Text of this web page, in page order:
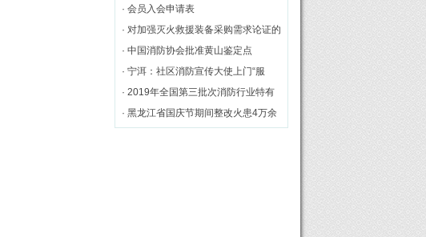
· 会员入会申请表
· 对加强灭火救援装备采购需求论证的
几点思考
· 中国消防协会批准黄山鉴定点
· 宁洱：社区消防宣传大使上门“服
务”[图]
· 2019年全国第三批次消防行业特有
工种职业技能鉴定理论统考在黄山市
· 黑龙江省国庆节期间整改火患4万余